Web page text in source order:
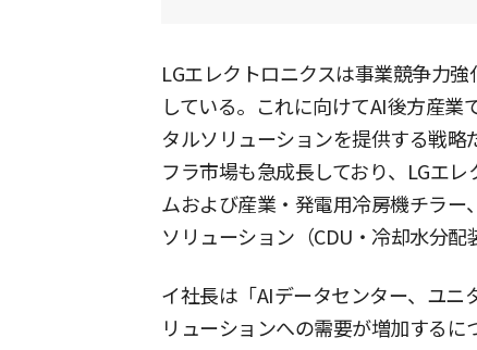
LGエレクトロニクスは事業競争力
している。これに向けてAI後方産
タルソリューションを提供する戦
フラ市場も急成長しており、LGエ
ムおよび産業・発電用冷房機チラー
ソリューション（CDU・冷却水分配
イ社長は「AIデータセンター、ユニ
リューションへの需要が増加する